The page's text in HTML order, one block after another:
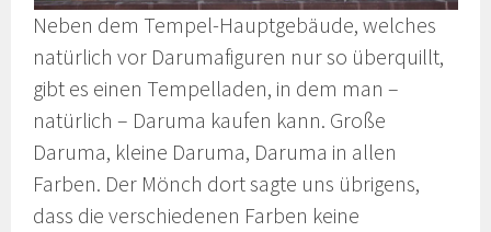
Neben dem Tempel-Hauptgebäude, welches
natürlich vor Darumafiguren nur so überquillt,
gibt es einen Tempelladen, in dem man –
natürlich – Daruma kaufen kann. Große
Daruma, kleine Daruma, Daruma in allen
Farben. Der Mönch dort sagte uns übrigens,
dass die verschiedenen Farben keine